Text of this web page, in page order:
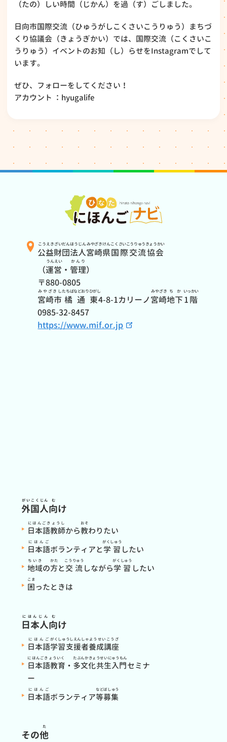
（たの）しい時間（じかん）を過（す）ごしました。
日向市国際交流（ひゅうがしこくさいこうりゅう）まちづ
くり協議会（きょうぎかい）では、国際交流（こくさいこ
うりゅう）イベントのお知（し）らせをInstagramでして
います。
ぜひ、フォローをしてください！
アカウント ：hyugalife
公益財団法人
こうえきざいだんほうじん
宮崎県
みやざきけん
国際交流協会
こくさいこうりゅうきょうかい
（運営
うんえい
・ 管理
かんり
）
〒880-0805
宮崎市
みやざきし
橘通東
たちばなどおりひがし
4-8-1カリーノ宮崎
みやざき
地下
ちか
1階
いっかい
0985-32-8457
https://www.mif.or.jp
外国人
がいこくじん
向
む
け
日本語教師
にほんごきょうし
から教
おそ
わりたい
日本語
にほんご
ボランティアと学習
がくしゅう
したい
地域
ちいき
の方
かた
と交流
こうりゅう
しながら学習
がくしゅう
したい
困
こま
ったときは
日本人
にほんじん
向
む
け
日本語
にほんご
学習支援者
がくしゅうしえんしゃ
養成講座
ようせいこうざ
日本語教育
にほんごきょういく
・ 多文化共生入門
たぶんかきょうせいにゅうもん
セミナ
ー
日本語
にほんご
ボランティア等
など
募集
ぼしゅう
その他
た